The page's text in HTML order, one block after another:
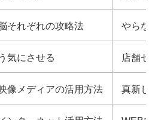
それぞれの攻略法 やらな
気にさせる 店舗セ
像メディアの活用方法 真新し